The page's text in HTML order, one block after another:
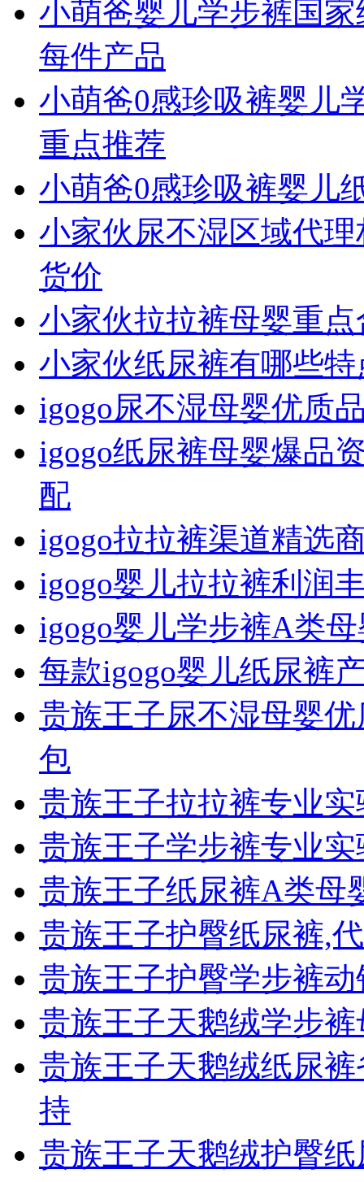
小萌爸婴儿学步裤国
每件产品
小萌爸0感珍吸裤婴儿
重点推荐
小萌爸0感珍吸裤婴儿
小家伙尿不湿区域代
货价
小家伙拉拉裤母婴重
小家伙纸尿裤有哪些特
igogo尿不湿母婴优质
igogo纸尿裤母婴爆品
配
igogo拉拉裤渠道精选
igogo婴儿拉拉裤利润
igogo婴儿学步裤A类
每款igogo婴儿纸尿裤
贵族王子尿不湿母婴
包
贵族王子拉拉裤专业
贵族王子学步裤专业
贵族王子纸尿裤A类母
贵族王子护臀纸尿裤,
贵族王子护臀学步裤
贵族王子天鹅绒学步
贵族王子天鹅绒纸尿
持
贵族王子天鹅绒护臀